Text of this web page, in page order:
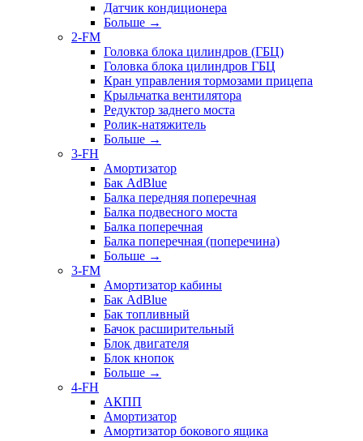
Датчик кондиционера
Больше →
2-FM
Головка блока цилиндров (ГБЦ)
Головка блока цилиндров ГБЦ
Кран управления тормозами прицепа
Крыльчатка вентилятора
Редуктор заднего моста
Ролик-натяжитель
Больше →
3-FH
Амортизатор
Бак AdBlue
Балка передняя поперечная
Балка подвесного моста
Балка поперечная
Балка поперечная (поперечина)
Больше →
3-FM
Амортизатор кабины
Бак AdBlue
Бак топливный
Бачок расширительный
Блок двигателя
Блок кнопок
Больше →
4-FH
АКПП
Амортизатор
Амортизатор бокового ящика